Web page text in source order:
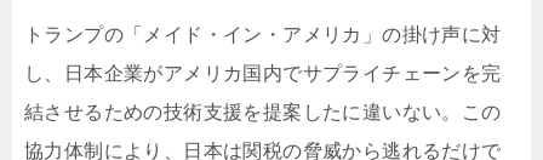
トランプの「メイド・イン・アメリカ」の掛け声に対
し、日本企業がアメリカ国内でサプライチェーンを完
結させるための技術支援を提案したに違いない。この
協力体制により、日本は関税の脅威から逃れるだけで